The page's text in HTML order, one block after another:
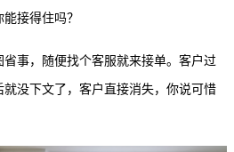
接得住吗？
事，随便找个客服就来接单。客户过
没下文了，客户直接消失，你说可惜